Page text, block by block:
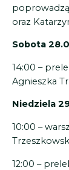
oraz
Sobota
14:00 –
Agnieszka
Niedziela
10:00 –
12:00 –